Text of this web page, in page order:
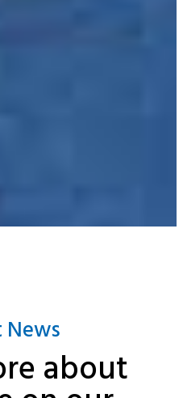
News
about